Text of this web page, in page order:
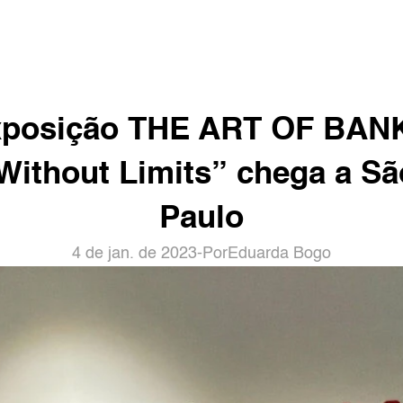
THE ART OF
Limits” chega a
Paulo
4 de jan. de 2023- PorEduarda Bogo